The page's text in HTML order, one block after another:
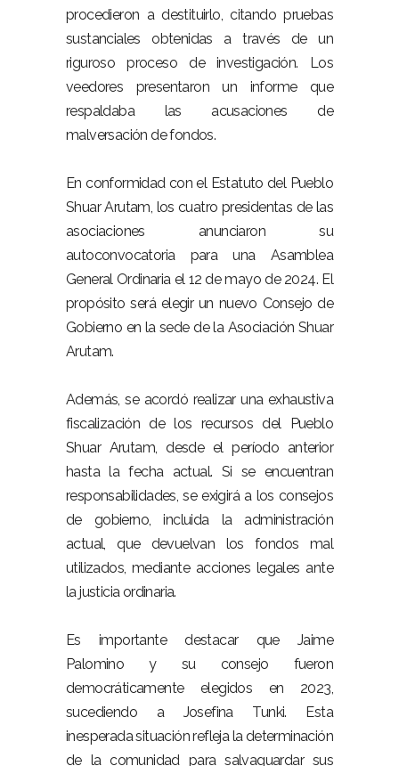
procedieron a destituirlo, citando pruebas
sustanciales obtenidas a través de un
riguroso proceso de investigación. Los
veedores presentaron un informe que
respaldaba las acusaciones de
malversación de fondos.
En conformidad con el Estatuto del Pueblo
Shuar Arutam, los cuatro presidentas de las
asociaciones anunciaron su
autoconvocatoria para una Asamblea
General Ordinaria el 12 de mayo de 2024. El
propósito será elegir un nuevo Consejo de
Gobierno en la sede de la Asociación Shuar
Arutam.
Además, se acordó realizar una exhaustiva
fiscalización de los recursos del Pueblo
Shuar Arutam, desde el período anterior
hasta la fecha actual. Si se encuentran
responsabilidades, se exigirá a los consejos
de gobierno, incluida la administración
actual, que devuelvan los fondos mal
utilizados, mediante acciones legales ante
la justicia ordinaria.
Es importante destacar que Jaime
Palomino y su consejo fueron
democráticamente elegidos en 2023,
sucediendo a Josefina Tunki. Esta
inesperada situación refleja la determinación
de la comunidad para salvaguardar sus